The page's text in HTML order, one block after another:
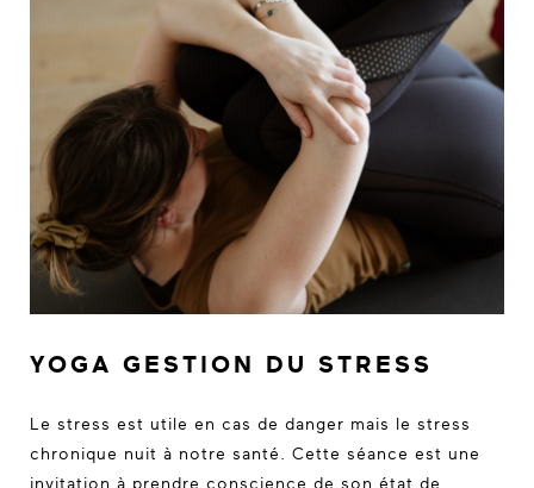
YOGA GESTION DU STRESS
Le stress est utile en cas de danger mais le stress
chronique nuit à notre santé. Cette séance est une
invitation à prendre conscience de son état de